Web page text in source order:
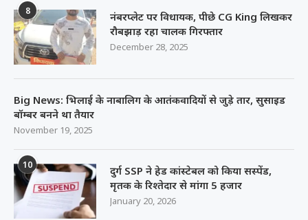
8
नंबरप्लेट पर विधायक, पीछे CG King लिखकर
रौबझाड़ रहा चालक गिरफ्तार
December 28, 2025
Big News: भिलाई के नाबालिग के आतंकवादियों से जुड़े तार, सुसाइड
बॉम्बर बनने था तैयार
November 19, 2025
10
दुर्ग SSP ने हेड कांस्टेबल को किया सस्पेंड,
मृतक के रिश्तेदार से मांगा 5 हजार
January 20, 2026